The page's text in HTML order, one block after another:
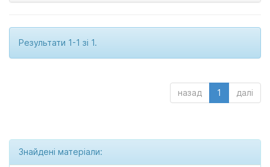
Результати 1-1 зі 1.
назад 1 далі
Знайдені матеріали: